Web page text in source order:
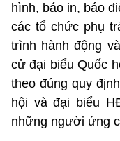
hình, báo in, báo
các tổ chức phụ
trình hành động
cử đại biểu Quốc
theo đúng quy
hội và đại biểu
những người ứng